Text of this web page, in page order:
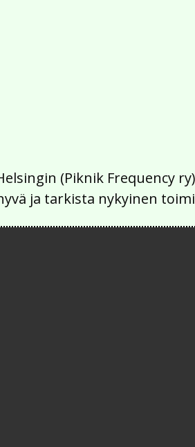
(Piknik Frequency
ja tarkista nykyinen